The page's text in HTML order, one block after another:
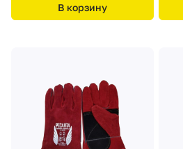
В корзину